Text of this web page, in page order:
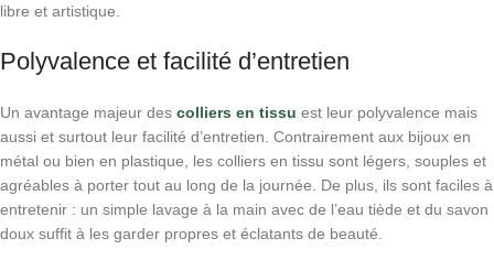
libre et artistique.
Polyvalence et facilité d’entretien
Un avantage majeur des colliers en tissu est leur polyvalence mais
aussi et surtout leur facilité d’entretien. Contrairement aux bijoux en
métal ou bien en plastique, les colliers en tissu sont légers, souples et
agréables à porter tout au long de la journée. De plus, ils sont faciles à
entretenir : un simple lavage à la main avec de l’eau tiède et du savon
doux suffit à les garder propres et éclatants de beauté.